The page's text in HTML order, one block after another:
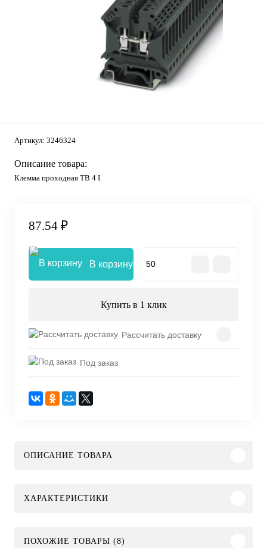
Артикул: 3246324
Описание товара:
Клемма проходная TB 4 I
87.54 ₽
В корзину
Купить в 1 клик
Рассчитать доставку
Под заказ
ОПИСАНИЕ ТОВАРА
ХАРАКТЕРИСТИКИ
ПОХОЖИЕ ТОВАРЫ (8)